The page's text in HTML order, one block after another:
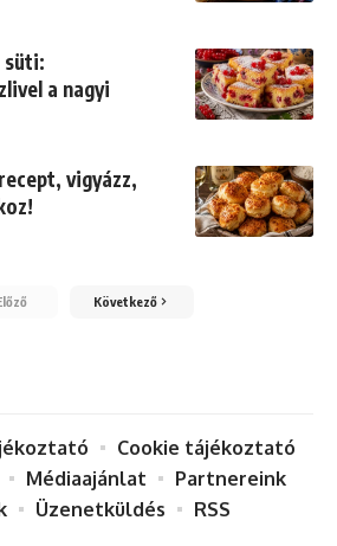
süti:
a nagyi
vigyázz,
Következő
Cookie tájékoztató
Médiaajánlat
Partnereink
Üzenetküldés RSS